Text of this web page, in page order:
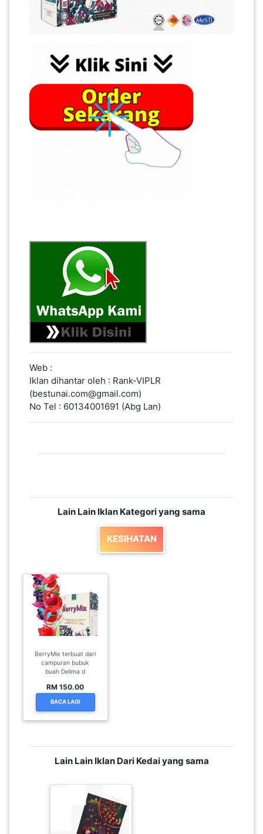
Web :
Iklan dihantar oleh : Rank-VIPLR
(bestunai.com@gmail.com)
No Tel : 60134001691 (Abg Lan)
Lain Lain Iklan Kategori yang sama
KESIHATAN
BerryMix terbuat dari
campuran bubuk
buah Delima d
RM 150.00
BACA LAGI
Lain Lain Iklan Dari Kedai yang sama
KELANTAN(22)
PERAK(41)
TERENGGANU(12)
SARAWAK(2)
JOHOR(8)
MELAKA(53)
PUTRAJAYA(9)
LABUAN(2)
MALAYSIA(82)
INDONESIA(1)